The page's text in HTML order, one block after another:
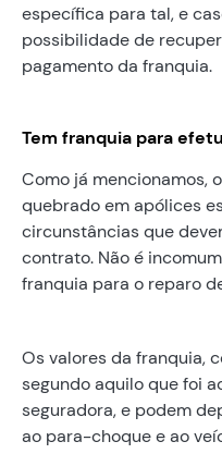
específica para tal, e
possibilidade de
pagamento da franquia.
Tem franquia para
Como já mencionamos,
quebrado em apólices
circunstâncias que
contrato. Não é
franquia para o reparo
Os valores da franquia,
segundo aquilo que foi
seguradora, e podem
ao para-choque e ao